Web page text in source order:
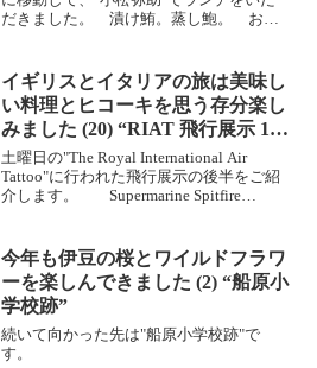
だきました。 漬け鮪。蒸し鮑。 お造
の水茄子。白山。甘海老。甘鯛。煮蛤。
うな胡。しじみの赤だし。...
イギリスとイタリアの旅は美味し
い料理とヒコーキを思う存分楽し
みました (20) “RIAT 飛行展示 1日
目 後半”
土曜日の"The Royal International Air
Tattoo"に行われた飛行展示の後半をご紹
介します。 Supermarine Spitfire
今年も伊豆の桜とワイルドフラワ
ーを楽しんできました (2) “船原小
学校跡”
続いて向かった先は"船原小学校跡"で
す。